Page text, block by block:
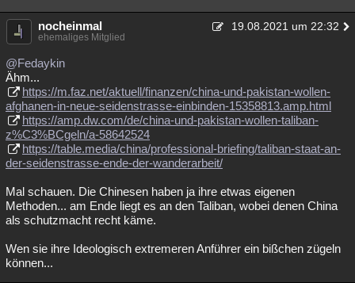
Besucht Teilgenommen Neue Geschlossen
Lesenswert
nocheinmal 19.08.2021 um 22:32
ehemaliges Mitglied
@Fedaykin
Ähm...
https://m.faz.net/aktuell/finanzen/china-und-pakistan-wollen-
afghanen-in-neue-seidenstrasse-einbinden-15358813.amp.html
https://amp.dw.com/de/china-und-pakistan-wollen-taliban-
z%C3%BCgeln/a-58642524
https://table.media/china/professional-briefing/taliban-staat-an-
der-seidenstrasse-ende-der-wanderarbeit/
Mal schauen. Die Chinesen haben ja ihre etwas eigenen
Methoden... am Ende liegt es an den Taliban, wobei denen China
als schutzmacht recht käme.
Wen sie ihre Ideologisch extremeren Anführer ein bißchen zügeln
können...